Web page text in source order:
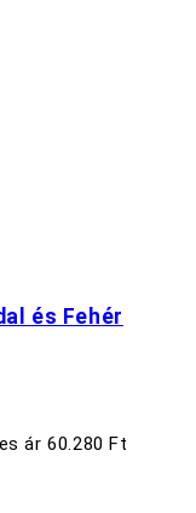
és Fehér
ár 60.280 Ft